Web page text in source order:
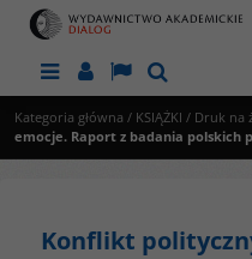
MenuPanelLangSzukaj
Kategoria główna / KSIĄŻKI / Druk na
emocje. Raport z badania polskich
Konflikt